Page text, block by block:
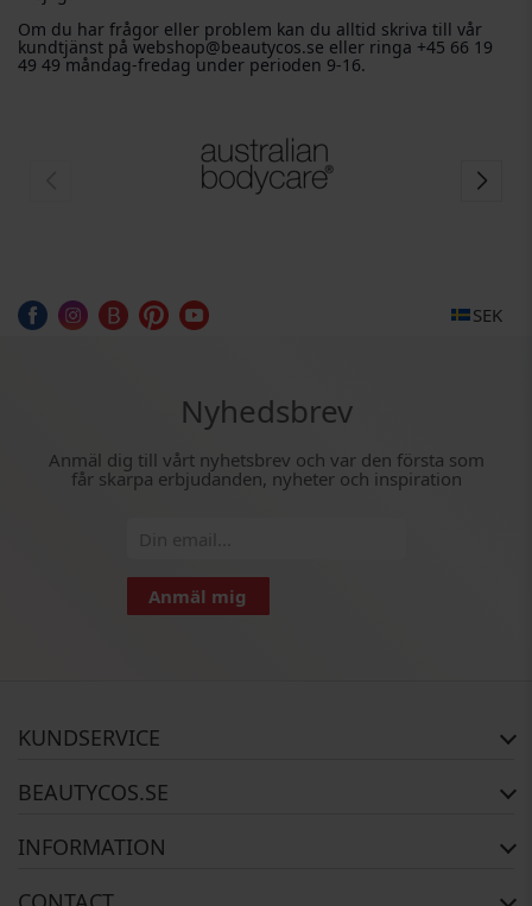
Om du har frågor eller problem kan du alltid skriva till vår
kundtjänst på webshop@beautycos.se eller ringa +45 66 19
49 49 måndag-fredag ​​under perioden 9-16.
SEK
Nyhedsbrev
Anmäl dig till vårt nyhetsbrev och var den första som
får skarpa erbjudanden, nyheter och inspiration
Anmäl mig
KUNDSERVICE
BEAUTYCOS.SE
INFORMATION